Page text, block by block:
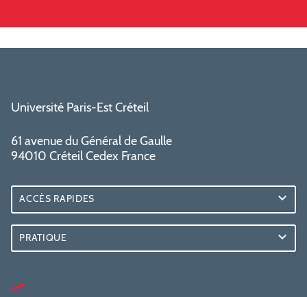
Université Paris-Est Créteil
61 avenue du Général de Gaulle
94010 Créteil Cedex France
ACCÈS RAPIDES
PRATIQUE